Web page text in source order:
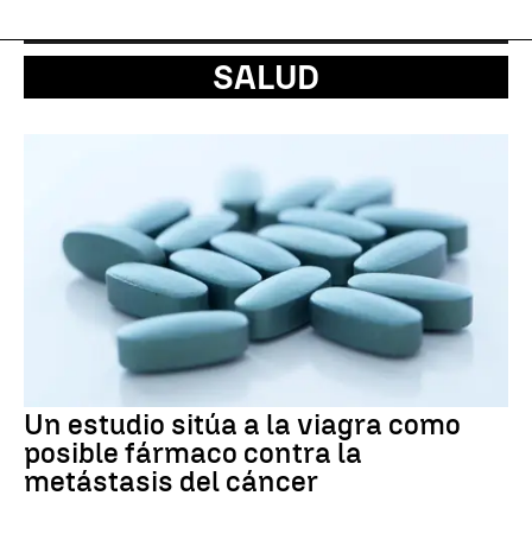
SALUD
Un estudio sitúa a la viagra como
posible fármaco contra la
metástasis del cáncer